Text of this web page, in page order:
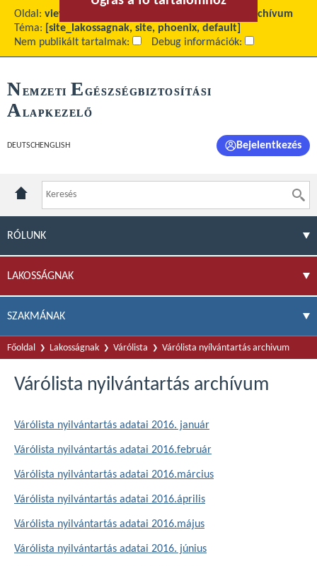
Oldal: view
Várólista nyilvántartás archívum
Téma:
[site_lakossagnak, site, phoenix, default]
Nem publikált tartalmak:
Debug információk:
NEMZETI E GÉSZSÉGBIZTOSÍTÁSI
ALAPKEZELŐ
DEUTSCH ENGLISH Bejelentkezés
RÓLUNK
LAKOSSÁGNAK
SZAKMÁNAK
Főoldal Lakosságnak Várólista Várólista nyílvántartás archivum
Várólista nyilvántartás archívum
Várólista nyilvántartás adatai 2016. január
Várólista nyilvántartás adatai 2016.február
Várólista nyilvántartás adatai 2016.március
Várólista nyilvántartás adatai 2016.április
Várólista nyilvántartás adatai 2016.május
Várólista nyilvántartás adatai 2016. június